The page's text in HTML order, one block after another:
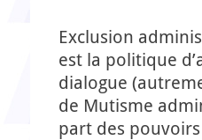
Exclusion
est la politique
dialogue
de Mutisme
part des